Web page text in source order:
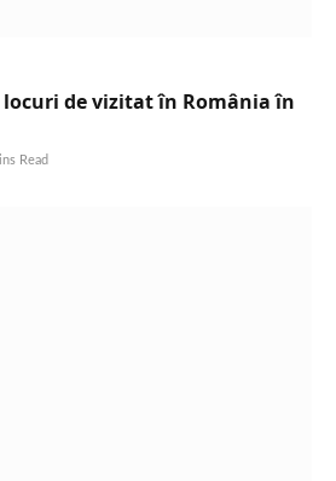
locuri de vizitat în România în
Read